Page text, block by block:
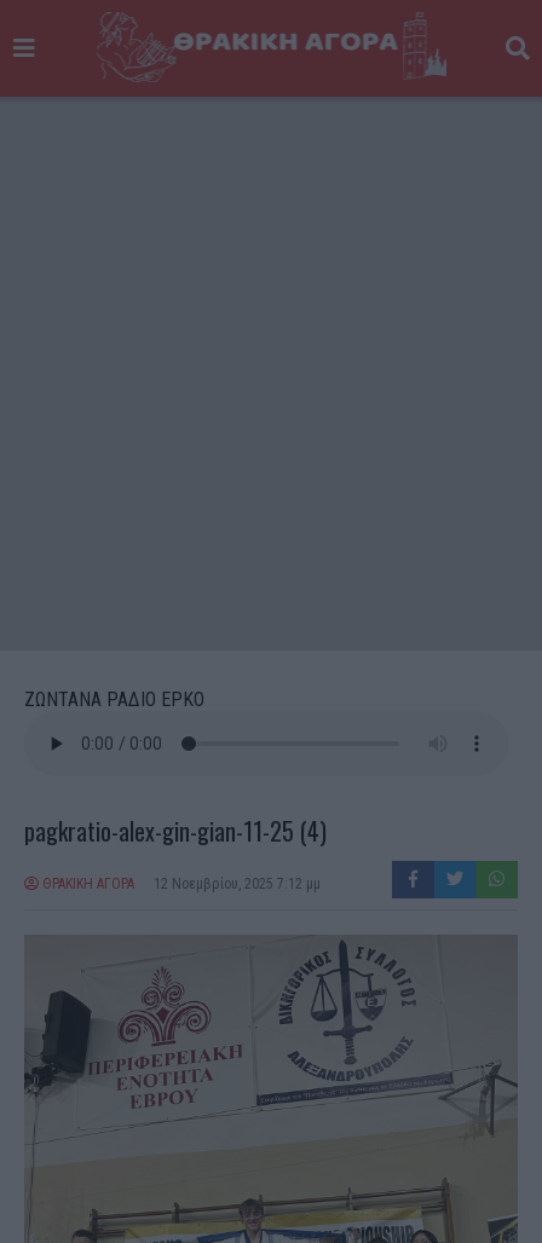
ΖΩΝΤΑΝΑ ΡΑΔΙΟ ΕΡΚΟ
pagkratio-alex-gin-gian-11-25 (4)
ΘΡΑΚΙΚΗ ΑΓΟΡΑ 12 Νοεμβρίου, 2025 7:12 μμ